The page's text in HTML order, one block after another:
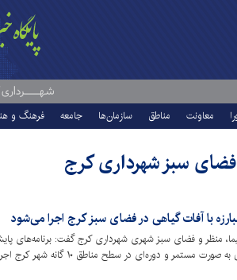
معاونت مناطق سازمان‌ها جامعه فرهنگ و
سبز شهرداری کرج
با آفات گیاهی در فضای سبز کرج اجرا می‌شود
منظر و فضای سبز شهری شهرداری کرج گفت: برنامه‌های
مستمر و دوره‌ای در سطح مناطق ۱۰ گانه شهر کرج اجرا می‌شود.